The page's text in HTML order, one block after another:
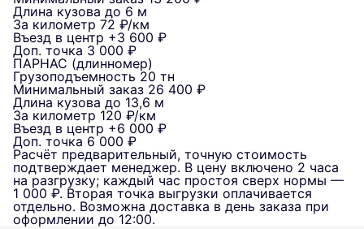
Длина кузова до 6 м
За километр 72 ₽/км
Въезд в центр +3 600 ₽
Доп. точка 3 000 ₽
ПАРНАС (длинномер)
Грузоподъемность 20 тн
Минимальный заказ 26 400 ₽
Длина кузова до 13,6 м
За километр 120 ₽/км
Въезд в центр +6 000 ₽
Доп. точка 6 000 ₽
Расчёт предварительный, точную стоимость
подтверждает менеджер. В цену включено 2 часа
на разгрузку; каждый час простоя сверх нормы —
1 000 ₽. Вторая точка выгрузки оплачивается
отдельно. Возможна доставка в день заказа при
оформлении до 12:00.